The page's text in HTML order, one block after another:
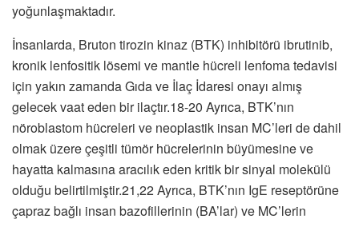
yoğunlaşmaktadır.
İnsanlarda, Bruton tirozin kinaz (BTK) inhibitörü ibrutinib,
kronik lenfositik lösemi ve mantle hücreli lenfoma tedavisi
için yakın zamanda Gıda ve İlaç İdaresi onayı almış
gelecek vaat eden bir ilaçtır.18-20 Ayrıca, BTK’nın
nöroblastom hücreleri ve neoplastik insan MC’leri de dahil
olmak üzere çeşitli tümör hücrelerinin büyümesine ve
hayatta kalmasına aracılık eden kritik bir sinyal molekülü
olduğu belirtilmiştir.21,22 Ayrıca, BTK’nın IgE reseptörüne
çapraz bağlı insan bazofillerinin (BA’lar) ve MC’lerin